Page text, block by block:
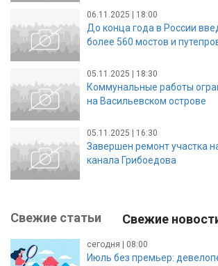
06.11.2025 | 18:00
До конца года в России
более 560 мостов и
05.11.2025 | 18:30
Коммунальные работы
на Васильевском острове
05.11.2025 | 16:30
Завершен ремонт участка
канала Грибоедова
Свежие статьи Свежие
сегодня | 08:00
Июль без премьер: